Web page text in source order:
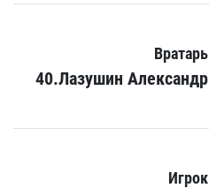
Вратарь
40.Лазушин Александр
Игрок